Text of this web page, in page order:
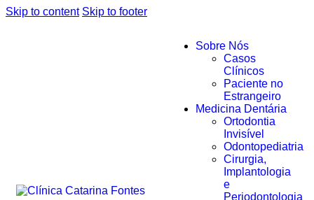
Skip to content Skip to footer
Sobre Nós
Casos
Clínicos
Paciente no
Estrangeiro
Medicina Dentária
Ortodontia
Invisível
Odontopediatria
Cirurgia,
Implantologia
e
Periodontologia